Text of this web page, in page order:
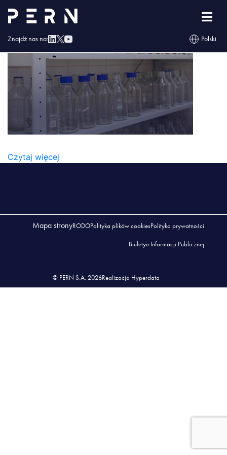
Znajdź nas na: Polski
Vector (17)
Czytaj więcej
Mapa stronyRODOPolityka plików cookiesPolityka prywatności
Biuletyn Informacji Publicznej
© PERN S.A. 2026Realizacja Hyperdata